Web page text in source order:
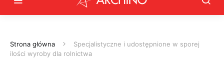
Strona główna
Specjalistyczne i udostępnione w sporej
ilości wyroby dla rolnictwa